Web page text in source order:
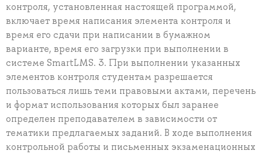
контроля, установленная настоящей программой,
включает время написания элемента контроля и
время его сдачи при написании в бумажном
варианте, время его загрузки при выполнении в
системе SmartLMS. 3. При выполнении указанных
элементов контроля студентам разрешается
пользоваться лишь теми правовыми актами, перечень
и формат использования которых был заранее
определен преподавателем в зависимости от
тематики предлагаемых заданий. В ходе выполнения
контрольной работы и письменных экзаменационных